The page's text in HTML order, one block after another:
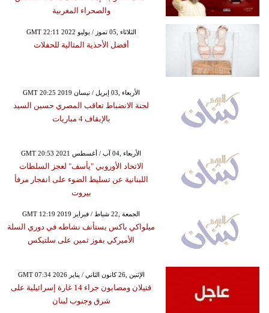
والصحراء المغربية
GMT 22:11 2022 الثلاثاء ,05 تموز / يوليو
أفضل الأحذية المثالية للحفلات
GMT 20:25 2019 الأربعاء ,03 إبريل / نيسان
لجنة الانضباط تعاقب المصري حسين السيد
بالإيقاف 4 مباريات
GMT 20:53 2021 الأربعاء ,04 آب / أغسطس
الاتحاد الأوروبي "يأسف" لعجز السلطات
اللبنانية عن تسليط الضوء على انفجار مرفأ
بيروت
GMT 12:19 2019 الجمعة ,22 شباط / فبراير
ميلواكي باكس يستأنف نشاطه في دوري السلة
الأميركي بفوز ثمين على سلتيكس
GMT 07:34 2026 الإثنين ,26 كانون الثاني / يناير
قتيلان ومصابون جراء 14 غارة إسرائيلية على
شرق وجنوب لبنان